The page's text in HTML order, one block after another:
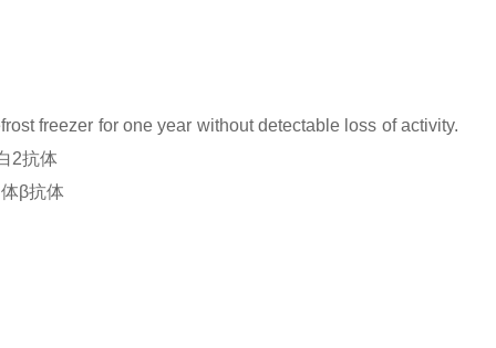
freezer for one year without detectable loss of activity.
2抗体
β抗体